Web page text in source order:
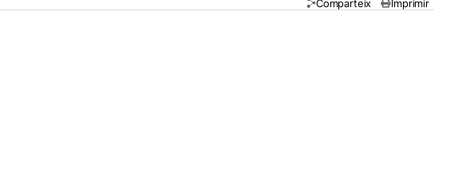
Comparteix Imprimir